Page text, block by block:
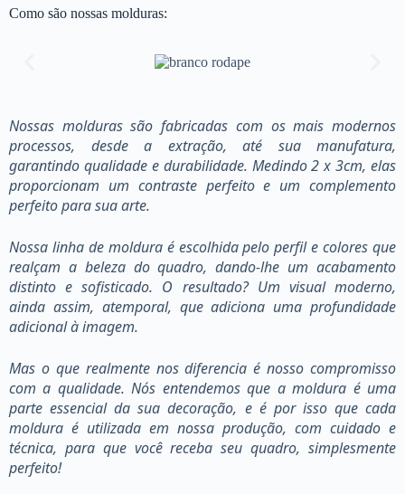
Como são nossas molduras:
Nossas molduras são fabricadas com os mais modernos
processos, desde a extração, até sua manufatura,
garantindo qualidade e durabilidade. Medindo 2 x 3cm, elas
proporcionam um contraste perfeito e um complemento
perfeito para sua arte.
Nossa linha de moldura é escolhida pelo perfil e colores que
realçam a beleza do quadro, dando-lhe um acabamento
distinto e sofisticado. O resultado? Um visual moderno,
ainda assim, atemporal, que adiciona uma profundidade
adicional à imagem.
Mas o que realmente nos diferencia é nosso compromisso
com a qualidade. Nós entendemos que a moldura é uma
parte essencial da sua decoração, e é por isso que cada
moldura é utilizada em nossa produção, com cuidado e
técnica, para que você receba seu quadro, simplesmente
perfeito!